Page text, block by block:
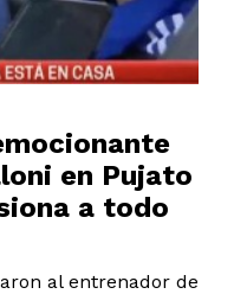
en Pujato
a todo
al entrenador de